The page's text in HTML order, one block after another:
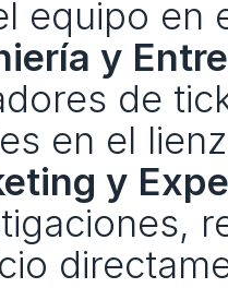
equipo en
y
de
en el
y